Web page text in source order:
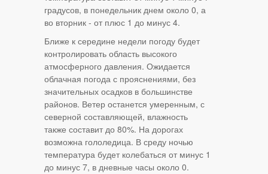
градусов, в понедельник днем около 0, а
во вторник - от плюс 1 до минус 4.
Ближе к середине недели погоду будет
контролировать область высокого
атмосферного давления. Ожидается
облачная погода с прояснениями, без
значительных осадков в большинстве
районов. Ветер останется умеренным, с
северной составляющей, влажность
также составит до 80%. На дорогах
возможна гололедица. В среду ночью
температура будет колебаться от минус 1
до минус 7, в дневные часы около 0.